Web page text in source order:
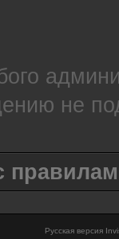
не
Русская версия